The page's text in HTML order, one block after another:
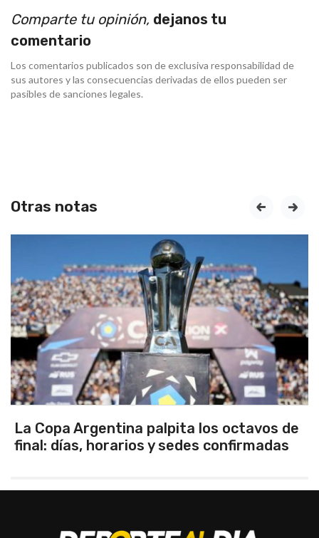
Comparte tu opinión, dejanos tu
comentario
Los comentarios publicados son de exclusiva responsabilidad de
sus autores y las consecuencias derivadas de ellos pueden ser
pasibles de sanciones legales.
Otras notas
Los seleccionados Sub 15 y Sub 13 de
Tandil ganaron en el debut
prev next